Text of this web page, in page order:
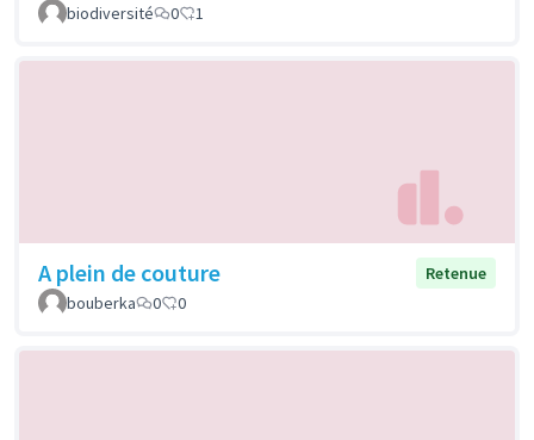
biodiversité 0 1
A plein de couture
Retenue
bouberka
0 0